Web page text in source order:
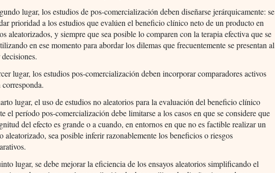
lugar, los estudios de pos-comercialización deben diseñarse jerárquicamente: se
prioridad a los estudios que evalúen el beneficio clínico neto de un producto en
aleatorizados, y siempre que sea posible lo comparen con la terapia efectiva que se
en ese momento para abordar los dilemas que frecuentemente se presentan al
lugar, los estudios pos-comercialización deben incorporar comparadores activos
corresponda.
lugar, el uso de estudios no aleatorios para la evaluación del beneficio clínico
el período pos-comercialización debe limitarse a los casos en que se considere que
del efecto es grande o a cuando, en entornos en que no es factible realizar un
aleatorizado, sea posible inferir razonablemente los beneficios o riesgos
lugar, se debe mejorar la eficiencia de los ensayos aleatorios simplificando el